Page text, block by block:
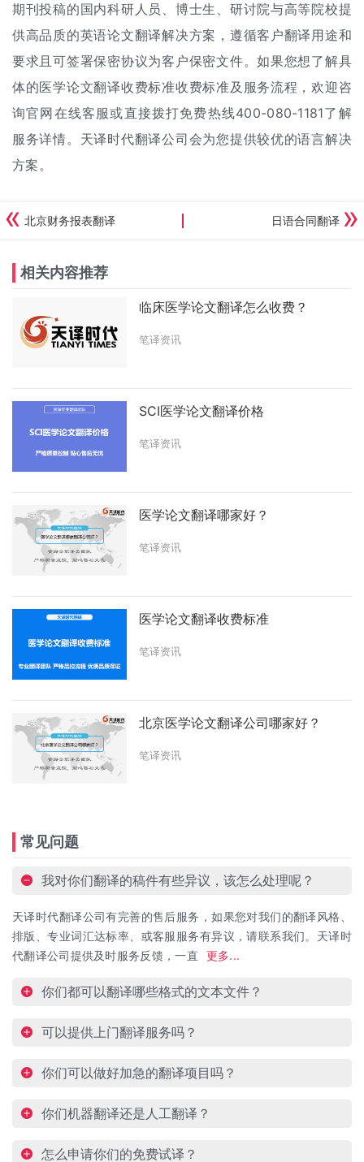
期刊投稿的国内科研人员、博士生、研讨院与高等院校提
供高品质的英语论文翻译解决方案，遵循客户翻译用途和
要求且可签署保密协议为客户保密文件。如果您想了解具
体的医学论文翻译收费标准收费标准及服务流程，欢迎咨
询官网在线客服或直接拨打免费热线400-080-1181了解
服务详情。天译时代翻译公司会为您提供较优的语言解决
方案。
北京财务报表翻译 日语合同翻译
相关内容推荐
临床医学论文翻译怎么收费？
笔译资讯
SCI医学论文翻译价格
笔译资讯
医学论文翻译哪家好？
笔译资讯
医学论文翻译收费标准
笔译资讯
北京医学论文翻译公司哪家好？
笔译资讯
常见问题
我对你们翻译的稿件有些异议，该怎么处理呢？
天译时代翻译公司有完善的售后服务，如果您对我们的翻译风格、
排版、专业词汇达标率、或客服服务有异议，请联系我们。天译时
代翻译公司提供及时服务反馈，一直
更多...
你们都可以翻译哪些格式的文本文件？
可以提供上门翻译服务吗？
你们可以做好加急的翻译项目吗？
你们机器翻译还是人工翻译？
怎么申请你们的免费试译？